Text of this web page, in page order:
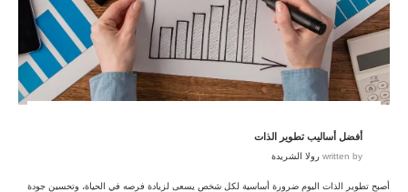
أفضل أساليب تطوير الذات
written by رولا الشريدة
أصبح تطوير الذات اليوم ضرورة أساسية لكل شخص يسعى لزيادة فرصه في الحياة، وتحسين جودة